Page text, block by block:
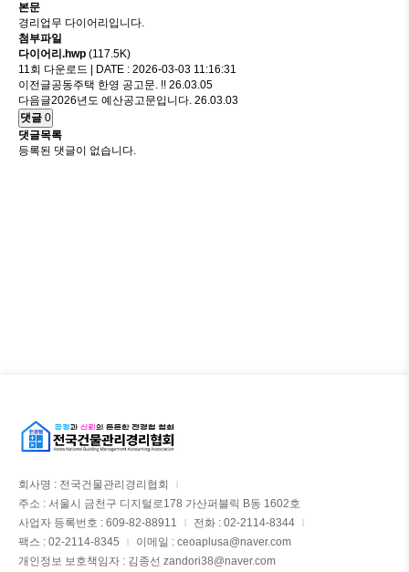
본문
경리업무 다이어리입니다.
첨부파일
다이어리.hwp (117.5K)
11회 다운로드 | DATE : 2026-03-03 11:16:31
이전글공동주택 한영 공고문. !! 26.03.05
다음글2026년도 예산공고문입니다. 26.03.03
댓글 0
댓글목록
등록된 댓글이 없습니다.
회사명 : 전국건물관리경리협회
주소 : 서울시 금천구 디지털로178 가산퍼블릭 B동 1602호
사업자 등록번호 : 609-82-88911
전화 : 02-2114-8344
팩스 : 02-2114-8345
이메일 : ceoaplusa@naver.com
개인정보 보호책임자 : 김종선 zandori38@naver.com